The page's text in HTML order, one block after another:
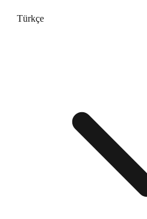
Türkçe